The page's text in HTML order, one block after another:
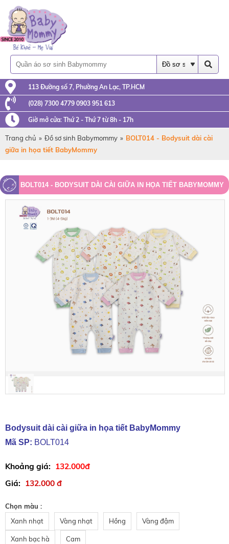
113 Đường số 7, Phường An Lạc, TP.HCM
(028) 7300 4779 0903 951 613
Giờ mở cửa: Thứ 2 - Thứ 7 từ 8h - 17h
Trang chủ » Đồ sơ sinh Babymommy » BOLT014 - Bodysuit dài cài
giữa in họa tiết BabyMommy
BOLT014 - BODYSUIT DÀI CÀI GIỮA IN HỌA TIẾT BABYMOMMY
Bodysuit dài cài giữa in họa tiết BabyMommy
Mã SP: BOLT014
132.000đ
132.000 đ
Chọn màu :
Xanh nhạt
Vàng nhạt Hồng Vàng đậm
Xanh bạc hà Cam